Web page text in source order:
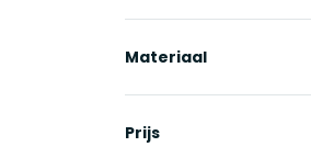
Materiaal
Prijs